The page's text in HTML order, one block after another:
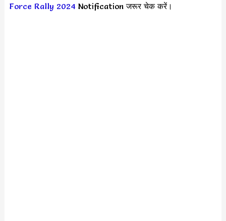
Force Rally 2024 Notification जरूर चेक करें।